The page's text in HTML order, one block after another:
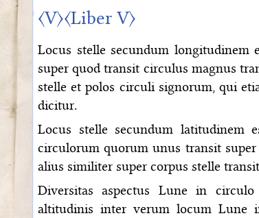
〈V〉〈Liber V〉
Locus stelle secundum
super quod transit circulus magnus
stelle et polos circuli signorum, qui
dicitur.
Locus stelle secundum latitudinem
circulorum quorum unus transit super
alius similiter super corpus stelle
Diversitas aspectus Lune in
altitudinis inter verum locum Lune